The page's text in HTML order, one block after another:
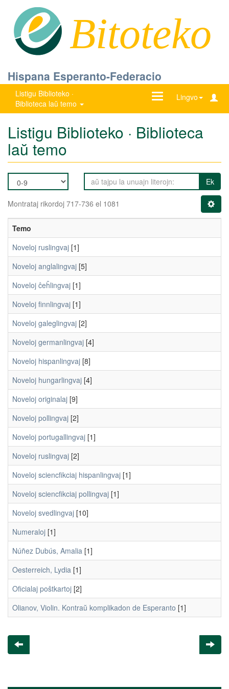
Bitoteko
Hispana Esperanto-Federacio
Listigu Biblioteko ·
Biblioteca laŭ temo
Lingvo
Ŝanĝu
Listigu Biblioteko · Biblioteca
laŭ temo
Ek
Montrataj rikordoj 717-736 el 1081
Temo
Noveloj ruslingvaj [1]
Noveloj anglalingvaj [5]
Noveloj ĉeĥlingvaj [1]
Noveloj finnlingvaj [1]
Noveloj galeglingvaj [2]
Noveloj germanlingvaj [4]
Noveloj hispanlingvaj [8]
Noveloj hungarlingvaj [4]
Noveloj originalaj [9]
Noveloj pollingvaj [2]
Noveloj portugallingvaj [1]
Noveloj ruslingvaj [2]
Noveloj sciencfikciaj hispanlingvaj [1]
Noveloj sciencfikciaj pollingvaj [1]
Noveloj svedlingvaj [10]
Numeraloj [1]
Núñez Dubús, Amalia [1]
Oesterreich, Lydia [1]
Oficialaj poŝtkartoj [2]
Olianov, Violin. Kontraŭ komplikadon de Esperanto [1]